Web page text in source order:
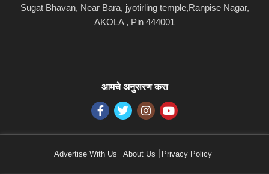
Sugat Bhavan, Near Bara, jyotirling temple,Ranpise Nagar,
AKOLA , Pin 444001
आमचे अनुसरण करा
Advertise With Us About Us Privacy Policy